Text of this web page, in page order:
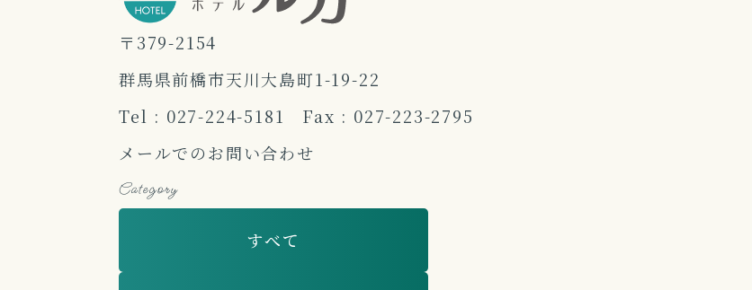
〒379-2154
群馬県前橋市天川大島町1-19-22
Tel : 027-224-5181
Fax : 027-223-2795
メールでのお問い合わせ
Category
すべて